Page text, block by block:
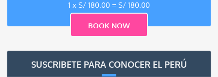
1 x S/ 180.00 = S/ 180.00
SUSCRIBETE PARA CONOCER EL PERÚ